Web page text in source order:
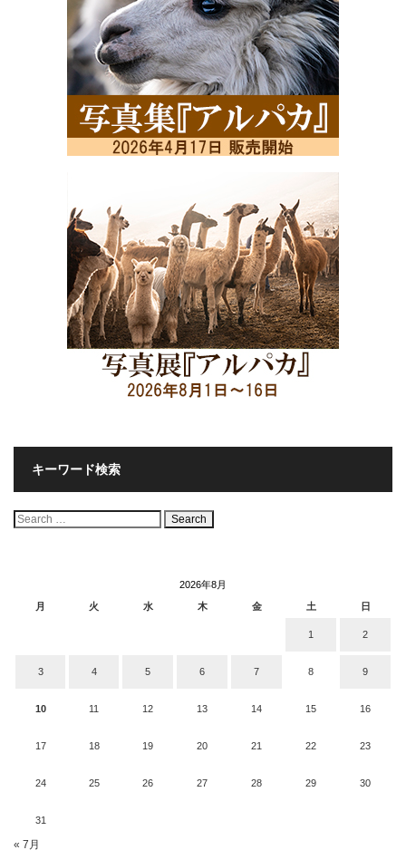
キーワード検索
検
索:
2026年8月
月
火 水 木 金 土 日
1 2
3 4 5 6 7 8 9
10 11 12 13 14 15 16
17 18 19 20 21 22 23
24 25 26 27 28 29 30
31
« 7月